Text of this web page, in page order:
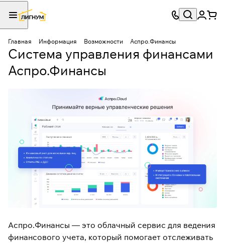
Главная Информация Возможности Аспро.Финансы
Система управления финансами
Аспро.Финансы
Аспро.Финансы — это облачный сервис для ведения
финансового учета, который помогает отслеживать